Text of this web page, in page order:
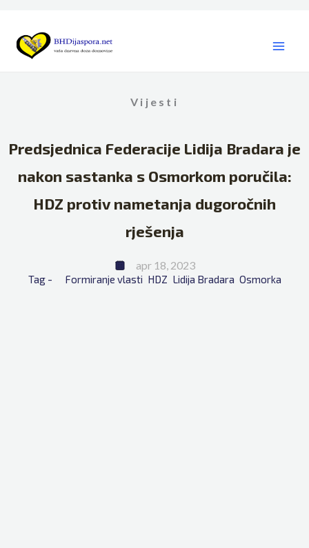
content
Vijesti
Predsjednica Federacije Lidija Bradara je
nakon sastanka s Osmorkom poručila:
HDZ protiv nametanja dugoročnih
rješenja
apr 18, 2023
Tag - Formiranje vlasti HDZ Lidija Bradara Osmorka